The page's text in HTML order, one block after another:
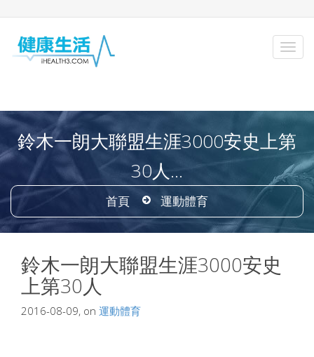
鈴木一朗大聯盟生涯3000安史上第
30人...
首頁 運動體育
鈴木一朗大聯盟生涯3000安史
上第30人
2016-08-09, on 運動體育